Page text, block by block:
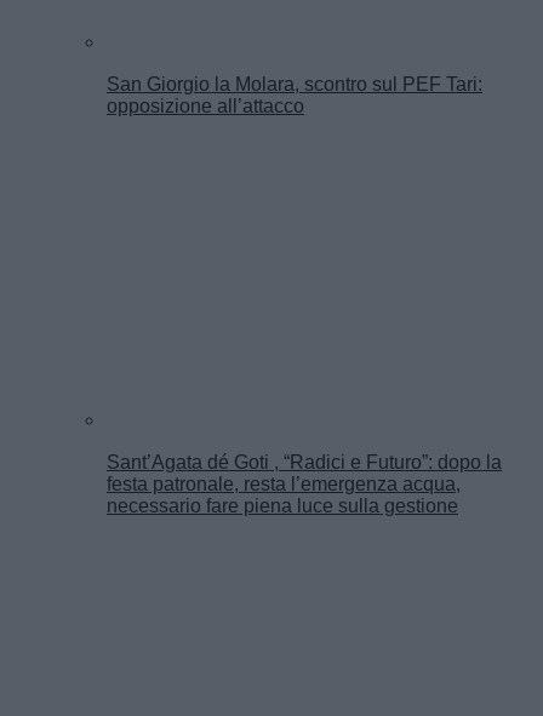
San Giorgio la Molara, scontro sul PEF Tari:
opposizione all’attacco
Sant’Agata dé Goti , “Radici e Futuro”: dopo la
festa patronale, resta l’emergenza acqua,
necessario fare piena luce sulla gestione